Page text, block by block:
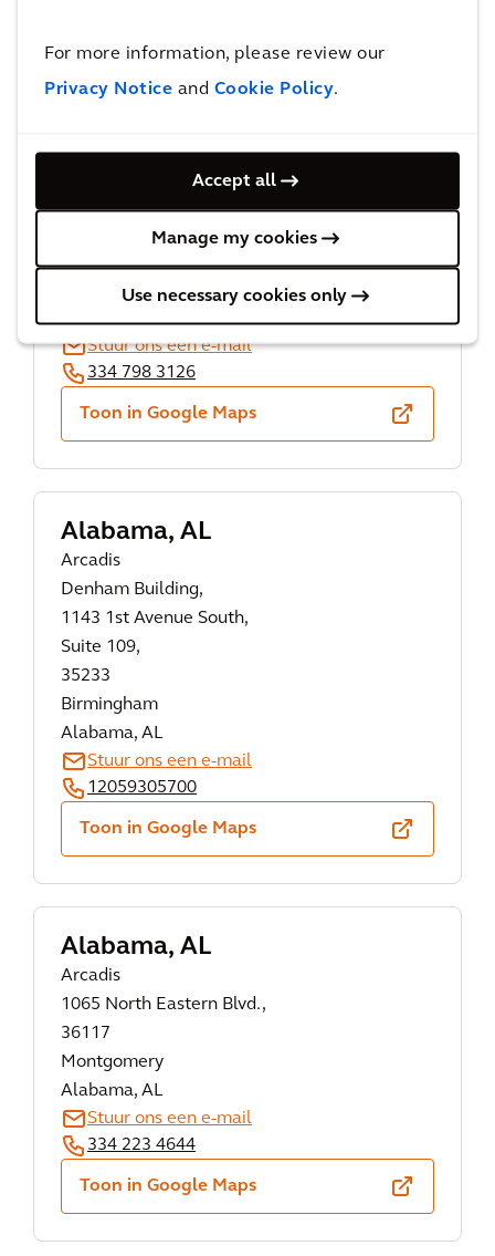
For more information, please review our
Privacy Notice and Cookie Policy.
Accept all
Manage my cookies
Use necessary cookies only
Alabama, AL
1615 E. Burdeshaw Street,
36303-5120
Alabama, AL
Stuur ons een e-mail
334 798 3126
Toon in Google Maps
Alabama, AL
Arcadis
Denham Building,
1143 1st Avenue South,
Suite 109,
35233
Birmingham
Alabama, AL
Stuur ons een e-mail
12059305700
Toon in Google Maps
Alabama, AL
Arcadis
1065 North Eastern Blvd.,
36117
Montgomery
Alabama, AL
Stuur ons een e-mail
334 223 4644
Toon in Google Maps